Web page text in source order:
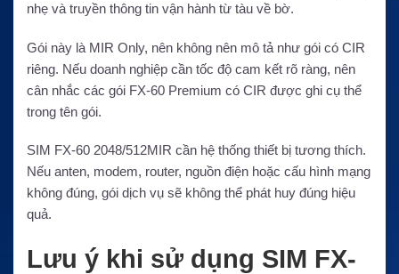
nhẹ và truyền thông tin vận hành từ tàu về bờ.
Gói này là MIR Only, nên không nên mô tả như gói có CIR
riêng. Nếu doanh nghiệp cần tốc độ cam kết rõ ràng, nên
cân nhắc các gói FX-60 Premium có CIR được ghi cụ thể
trong tên gói.
SIM FX-60 2048/512MIR cần hệ thống thiết bị tương thích.
Nếu anten, modem, router, nguồn điện hoặc cấu hình mạng
không đúng, gói dịch vụ sẽ không thể phát huy đúng hiệu
quả.
Lưu ý khi sử dụng SIM FX-